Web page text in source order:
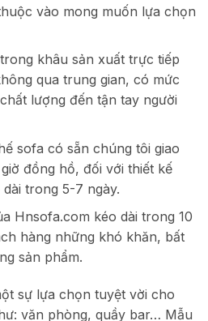
vào mong muốn lựa chọn
khâu sản xuất trực tiếp
qua trung gian, có mức
lượng đến tận tay người
sofa có sẵn chúng tôi giao
đồng hồ, đối với thiết kế
trong 5-7 ngày.
Hnsofa.com kéo dài trong 10
hàng những khó khăn, bất
sản phẩm.
sự lựa chọn tuyệt vời cho
văn phòng, quầy bar… Mẫu